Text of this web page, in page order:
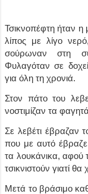
Τσικνοπέφτη ήταν η
λίπος με λίγο
σούρωναν στη
Φυλαγόταν σε
για όλη τη χρονιά.
Στον πάτο του
νοστιμίζαν τα
Σε λεβέτι έβραζαν
που με αυτό
τα λουκάνικα, αφού
τσικνιστούν γιατί
Μετά το βράσιμο